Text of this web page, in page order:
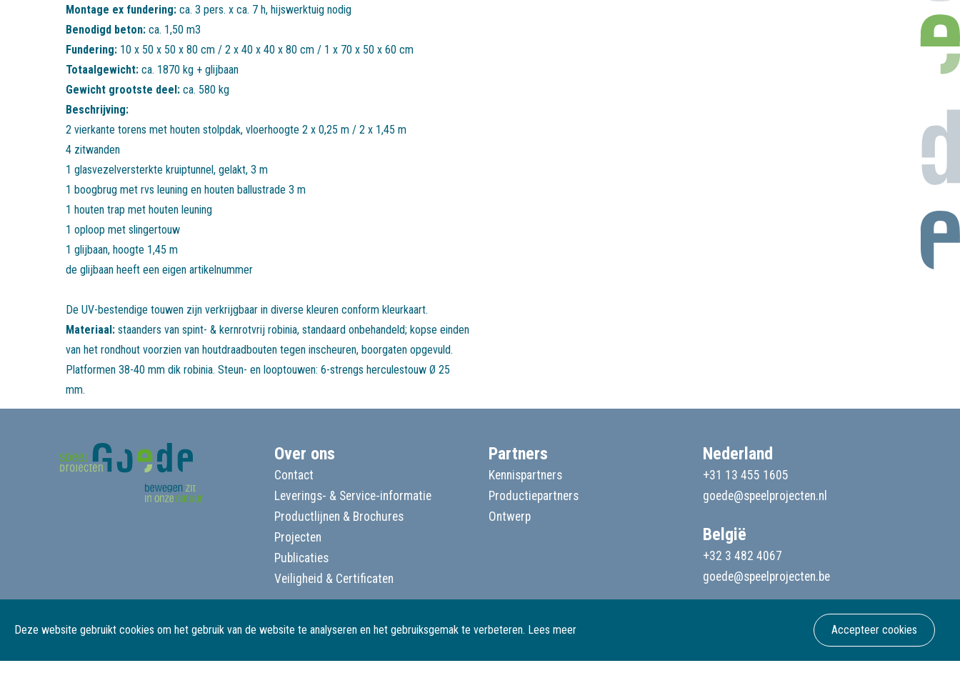
Montage ex fundering: ca. 3 pers. x ca. 7 h, hijswerktuig nodig
Benodigd beton: ca. 1,50 m3
Fundering: 10 x 50 x 50 x 80 cm / 2 x 40 x 40 x 80 cm / 1 x 70 x 50 x 60 cm
Totaalgewicht: ca. 1870 kg + glijbaan
Gewicht grootste deel: ca. 580 kg
Beschrijving:
2 vierkante torens met houten stolpdak, vloerhoogte 2 x 0,25 m / 2 x 1,45 m
4 zitwanden
1 glasvezelversterkte kruiptunnel, gelakt, 3 m
1 boogbrug met rvs leuning en houten ballustrade 3 m
1 houten trap met houten leuning
1 oploop met slingertouw
1 glijbaan, hoogte 1,45 m
de glijbaan heeft een eigen artikelnummer
De UV-bestendige touwen zijn verkrijgbaar in diverse kleuren conform kleurkaart.
Materiaal: staanders van spint- & kernrotvrij robinia, standaard onbehandeld; kopse einden
van het rondhout voorzien van houtdraadbouten tegen inscheuren, boorgaten opgevuld.
Platformen 38-40 mm dik robinia. Steun- en looptouwen: 6-strengs herculestouw Ø 25
mm.
Deze website gebruikt cookies om het gebruik van de website te analyseren en het gebruiksgemak te verbeteren. Lees meer Accepteer cookies
Over ons
Contact
Leverings- & Service-informatie
Productlijnen & Brochures
Projecten
Publicaties
Veiligheid & Certificaten
Partners
Kennispartners
Productiepartners
Ontwerp
Nederland
+31 13 455 1605
goede@speelprojecten.nl
België
+32 3 482 4067
goede@speelprojecten.be
Webdesign & development Softmedia